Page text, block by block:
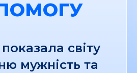
світу
мужність та